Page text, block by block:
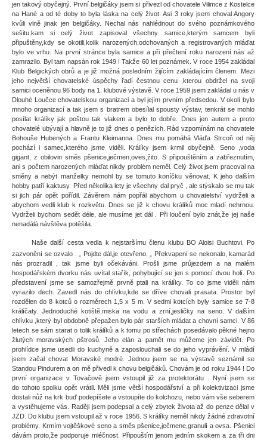
jen takový obyčejný. První belgičáky jsem si přivezl od chovatele Vilimce z Kostelce
na Hané a od té doby to byla láska na celý život. Asi 3 roky jsem choval Angory
kvůli vlně jinak jen belgičáky. Nechal nás nahlédnout do svého poznámkového
sešitu,kam si celý život zapisoval všechny samice,kterým samcem byli
připuštěny,kdy se okotili,kolik narozených,odchovaných a registrovaných mláďat
bylo ve vrhu. Na první stránce byla samice a při přečtení roku narození nás až
zamrazilo. Byl tam napsán rok 1949 ! Takže 60 let poznámek. V roce 1954 zakládal
Klub Belgických obrů a je již možná posledním žijícím zakládajícím členem. Mezi
jeho největší chovatelské úspěchy řadí čestnou cenu ,kterou obdržel na svoji
samici oceněnou 96 body na 1. klubové výstavě. V roce 1959 jsem zakládal u nás v
Dlouhé Loučce chovatelskou organizaci a byl jejím prvním předsedou. V okolí bylo
mnoho organizací a tak jsem s bratrem obesílal spousty výstav, tenkrát se mohlo
posílat králíky jak poštou tak vlakem a bylo to dobře. Dnes jen autem a proto
chovatelé ubývají a hlavně je to již dnes o penězích. Rád vzpomínám na chovatele
Bohouše Hubených a Frantu Kleimanna. Dnes mu pomáhá Vláďa Strcoň od něj
pochází i samec,kterého jsme viděli. Králíky jsem krmil obyčejně. Seno ,voda
gigant, z obilovin směs pšenice,ječmen,oves,žito. S připouštěním a zabřeznutím,
ani s počtem narozených mláďat nikdy problém neměl. Celý život jsem pracoval na
směny a nebýt manželky nemohl by se tomuto koníčku věnovat. K jeho dalším
hobby patří kaktusy. Před několika lety je všechny dal pryč , ale stýskalo se mu tak
si jich pár opět pořídil. Závěrem nám popřál abychom u chovatelství vydrželi a
abychom vedli klub k rozkvětu. Dnes se již k chovu králíků moc mladí nehrnou.
Vydrželi bychom sedět déle, ale musíme jet dál . Při loučení bylo znát,že jej naše
nenadálá návštěva potěšila.
Naše další cesta vedla k nejstaršímu členu klubu BO Aloisi Buchtovi. Po
zazvonění se ozvalo : „ Pojdte dál,je otevřeno. „ Překvapení se nekonalo, kamarád
nás prozradil , tak jsme byli očekáváni. Prošli jsme průjezdem a na malém
hospodářském dvorku nás uvítal stařík, pohybující se jen s pomocí dvou holí. Po
představení jsme se samozřejmě prvně ptali na králíky. To co jsme viděli nám
vyrazilo dech. Zavedl nás do chlívku,kde se dříve chovali prasata. Prostor byl
rozdělen do 8 kotců o rozměrech 1,5 x 5 m. V sedmi kotcích byly samice se 7-8
králíčaty. Jednoduché kotiště,miska na vodu a zrní,jesličky na seno. V dalším
chlívku ,který byl obdobně přepažen bylo pár starších mládat a chovní samci. V 86
letech se sám starat o tolik králíků a k tomu po střechách posedávalo pěkné hejno
žlutých moravských pštrosů. Jeho elán a pamět mu můžeme jen závidět. Po
prohlídce jsme usedli do kuchyně a zaposlouchali se do jeho vyprávění. V mládí
jsem začal chovat Moravské modré. Jednou jsem se na výstavě seznámil se
Standou Pindurem a on mě přivedl k chovu belgičáků. Chovám je od roku 1944 ! Do
první organizace v Tovačově jsem vstoupil již za protektorátu . Nyní jsem se
do tohoto spolku opět vrátil. Měli jsme větší hospodářství a při kolektivizaci jsme
dostali nůž na krk buď podepíšete a vstoupíte do kolchozu, nebo vám vše seberem
a vystěhujeme vás. Raději jsem podepsal a celý zbytek života až do penze dělal v
JZD. Do klubu jsem vstoupil až v roce 1956. S králíky neměl nikdy žádné zdravotní
problémy. Krmím vojtěškové seno a směs pšenice,ječmene,granulí a ovsa. Pšenici
dávám proto,že podporuje mléčnost. Připouštím jenom jedním skokem a za tři dni